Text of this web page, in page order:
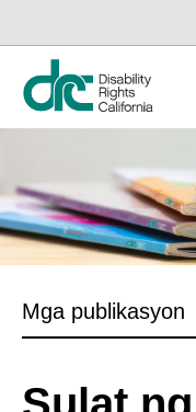
to
content
Mga publikasyon